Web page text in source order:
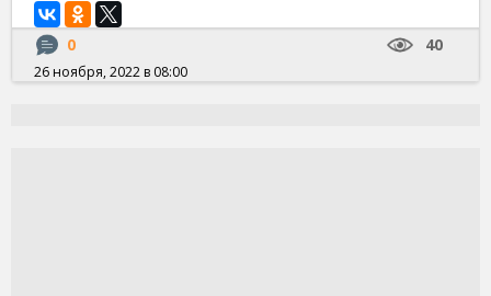
0 40
26 ноября, 2022 в 08:00